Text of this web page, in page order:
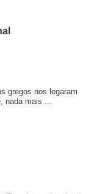
gregos nos legaram
nada mais ...